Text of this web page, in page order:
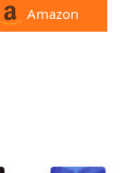
Amazon